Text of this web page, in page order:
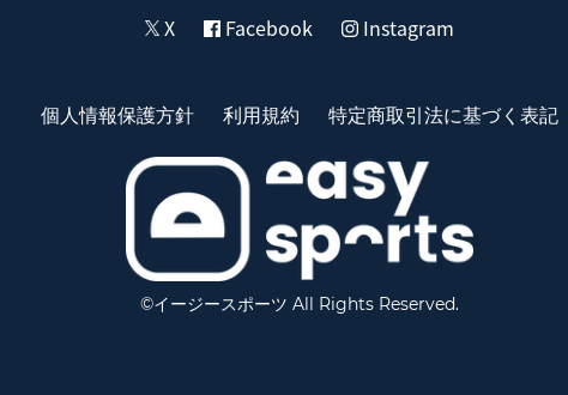
X
Facebook Instagram
個人情報保護方針 利用規約 特定商取引法に基づく表記
©イージースポーツ All Rights Reserved.